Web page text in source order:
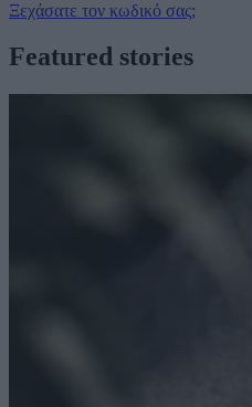
Ξεχάσατε τον κωδικό σας;
Featured stories